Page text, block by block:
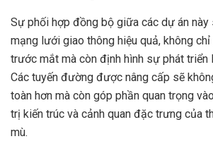
Sự phối hợp đồng bộ giữa các dự án này
mạng lưới giao thông hiệu quả, không
trước mắt mà còn định hình sự phát triển
Các tuyến đường được nâng cấp sẽ
toàn hơn mà còn góp phần quan trọng
trị kiến trúc và cảnh quan đặc trưng của
mù.